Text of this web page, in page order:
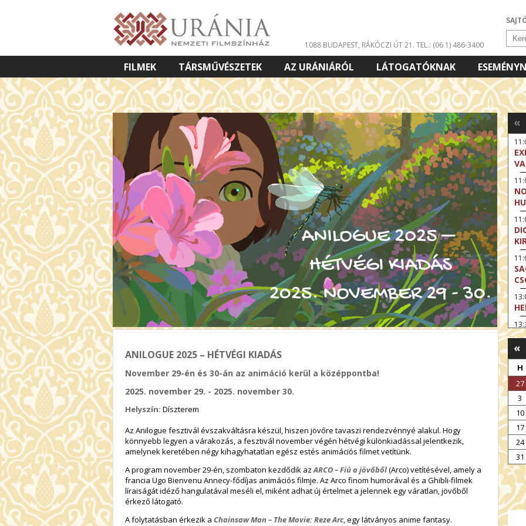
1088 BUDAPEST, RÁKÓCZI ÚT 21. TEL.: (06 1) 486-3400
FILMEK TÁRSMŰVÉSZETEK AZ URÁNIÁRÓL LÁTOGATÓKNAK
VETÍTETT KÉPES ELŐADÁSOK
ANILOGUE 2025 – HÉTVÉGI KIADÁS
November 29-én és 30-án az animáció kerül a középpontba!
2025. november 29. - 2025. november 30.
Helyszín: Díszterem
Az Anilogue fesztivál évszakváltásra készül, hiszen jövőre tavaszi rendezvénnyé alakul. Hogy
könnyebb legyen a várakozás, a fesztivál november végén hétvégi különkiadással jelentkezik,
amelynek keretében négy kihagyhatatlan egész estés animációs filmet vetítünk.
A program november 29-én, szombaton kezdődik az ARCO – Fiú a jövőből(Arco) vetítésével, amely a
francia Ugo Bienvenu Annecy-fődíjas animációs filmje. Az Arco finom humorával és a Ghibli-filmek
líraiságát idéző hangulatával meséli el, miként adhat új értelmet a jelennek egy váratlan, jövőből
érkező látogató.
A folytatásban érkezik a Chainsaw Man – The Movie: Reze Arc, egy látványos anime fantasy.
«
A
«
H
27
3
10
17
24
31